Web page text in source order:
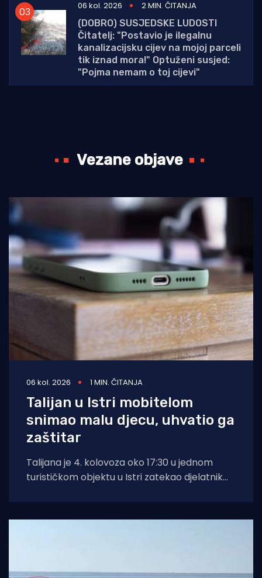
06 kol. 2026
2 MIN. ČITANJA
(DOBRO) SUSJEDSKE LUDOSTI
Čitatelj: "Postavio je ilegalnu
kanalizacijsku cijev na mojoj parceli
tik iznad mora!" Optuženi susjed:
"Pojma nemam o toj cijevi"
Vezane objave
06 kol. 2026 1 MIN. ČITANJA
Talijan u Istri mobitelom
snimao malu djecu, uhvatio ga
zaštitar
Talijana je 4. kolovoza oko 17:30 u jednom
turističkom objektu u Istri zatekao djelatnik